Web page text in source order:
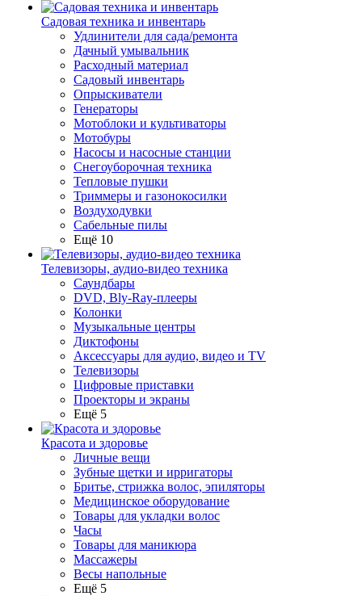
Садовая техника и инвентарь
Удлинители для сада/ремонта
Дачный умывальник
Расходный материал
Садовый инвентарь
Опрыскиватели
Генераторы
Мотоблоки и культиваторы
Мотобуры
Насосы и насосные станции
Снегоуборочная техника
Тепловые пушки
Триммеры и газонокосилки
Воздуходувки
Сабельные пилы
Ещё 10
Телевизоры, аудио-видео техника
Саундбары
DVD, Bly-Ray-плееры
Колонки
Музыкальные центры
Диктофоны
Аксессуары для аудио, видео и TV
Телевизоры
Цифровые приставки
Проекторы и экраны
Ещё 5
Красота и здоровье
Личные вещи
Зубные щетки и ирригаторы
Бритье, стрижка волос, эпиляторы
Медицинское оборудование
Товары для укладки волос
Часы
Товары для маникюра
Массажеры
Весы напольные
Ещё 5